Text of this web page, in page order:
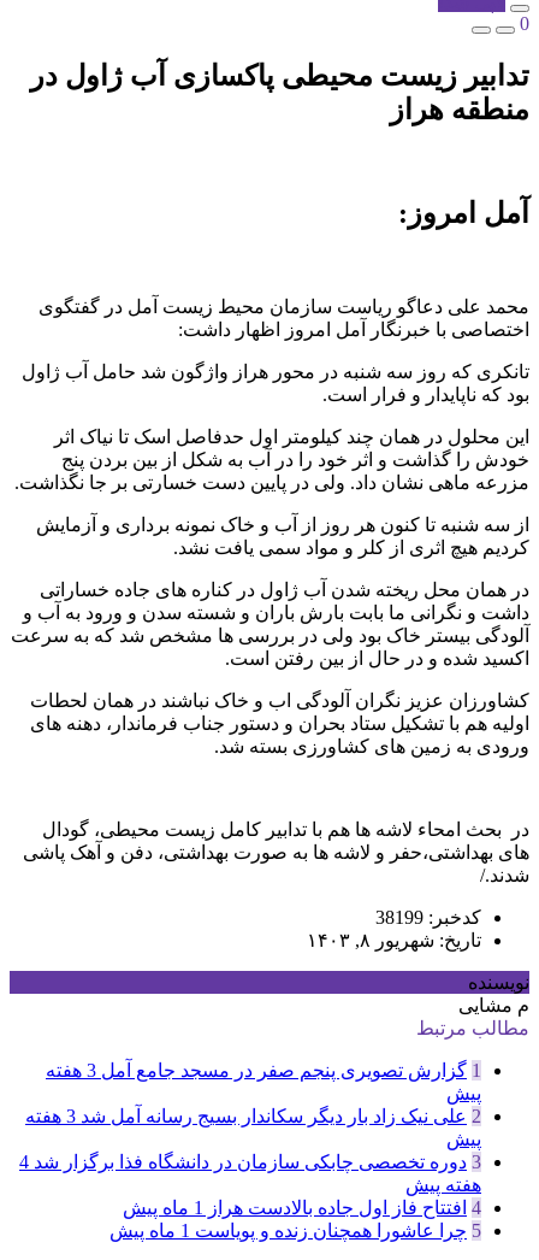
0
تدابیر زیست محیطی پاکسازی آب ژاول در
منطقه هراز
آمل امروز:
محمد علی دعاگو ریاست سازمان محیط زیست آمل در گفتگوی
اختصاصی با خبرنگار آمل امروز اظهار داشت:
تانکری که روز سه شنبه در محور هراز واژگون شد حامل آب ژاول
بود که ناپایدار و فرار است.
این محلول در همان چند کیلومتر اول حدفاصل اسک تا نیاک اثر
خودش را گذاشت و اثر خود را در آب به شکل از بین بردن پنج
مزرعه ماهی نشان داد. ولی در پایین دست خسارتی بر جا نگذاشت.
از سه شنبه تا کنون هر روز از آب و خاک نمونه برداری و آزمایش
کردیم هیچ اثری از کلر و مواد سمی یافت نشد.
در همان محل ریخته شدن آب ژاول در کناره های جاده خساراتی
داشت و نگرانی ما بابت بارش باران و شسته سدن و ورود به آب و
آلودگی بیستر خاک بود ولی در بررسی ها مشخص شد که به سرعت
اکسید شده و در حال از بین رفتن است.
کشاورزان عزیز نگران آلودگی اب و خاک نباشند در همان لحطات
اولیه هم با تشکیل ستاد بحران و دستور جناب فرماندار، دهنه های
ورودی به زمین های کشاورزی بسته شد.
در بحث امحاء لاشه ها هم با تدابیر کامل زیست محیطی، گودال
های بهداشتی،حفر و لاشه ها به صورت بهداشتی، دفن و آهک پاشی
شدند./
کدخبر: 38199
تاریخ: شهریور ۸, ۱۴۰۳
نویسنده
م مشایی
مطالب مرتبط
1 گزارش تصویری پنجم صفر در مسجد جامع آمل
3 هفته
پیش
2 علی نیک زاد بار دیگر سکاندار بسیج رسانه آمل شد
3 هفته
پیش
3 دوره تخصصی چابکی سازمان در دانشگاه فذا برگزار شد 4
هفته پیش
4 افتتاح فاز اول جاده بالادست هراز
1 ماه پیش
5 چرا عاشورا همچنان زنده و پویاست 1 ماه پیش